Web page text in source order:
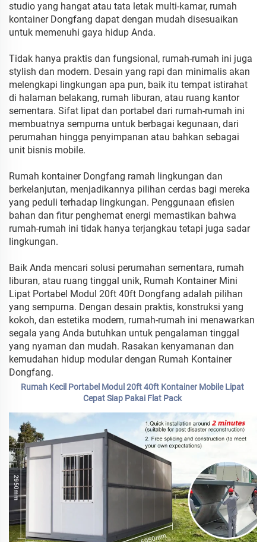
studio yang hangat atau tata letak multi-kamar, rumah
kontainer Dongfang dapat dengan mudah disesuaikan
untuk memenuhi gaya hidup Anda.
Tidak hanya praktis dan fungsional, rumah-rumah ini juga
stylish dan modern. Desain yang rapi dan minimalis akan
melengkapi lingkungan apa pun, baik itu tempat istirahat
di halaman belakang, rumah liburan, atau ruang kantor
sementara. Sifat lipat dan portabel dari rumah-rumah ini
membuatnya sempurna untuk berbagai kegunaan, dari
perumahan hingga penyimpanan atau bahkan sebagai
unit bisnis mobile.
Rumah kontainer Dongfang ramah lingkungan dan
berkelanjutan, menjadikannya pilihan cerdas bagi mereka
yang peduli terhadap lingkungan. Penggunaan efisien
bahan dan fitur penghemat energi memastikan bahwa
rumah-rumah ini tidak hanya terjangkau tetapi juga sadar
lingkungan.
Baik Anda mencari solusi perumahan sementara, rumah
liburan, atau ruang tinggal unik, Rumah Kontainer Mini
Lipat Portabel Modul 20ft 40ft Dongfang adalah pilihan
yang sempurna. Dengan desain praktis, konstruksi yang
kokoh, dan estetika modern, rumah-rumah ini menawarkan
segala yang Anda butuhkan untuk pengalaman tinggal
yang nyaman dan mudah. Rasakan kenyamanan dan
kemudahan hidup modular dengan Rumah Kontainer
Dongfang.
Rumah Kecil Portabel Modul 20ft 40ft Kontainer Mobile Lipat
Cepat Siap Pakai Flat Pack